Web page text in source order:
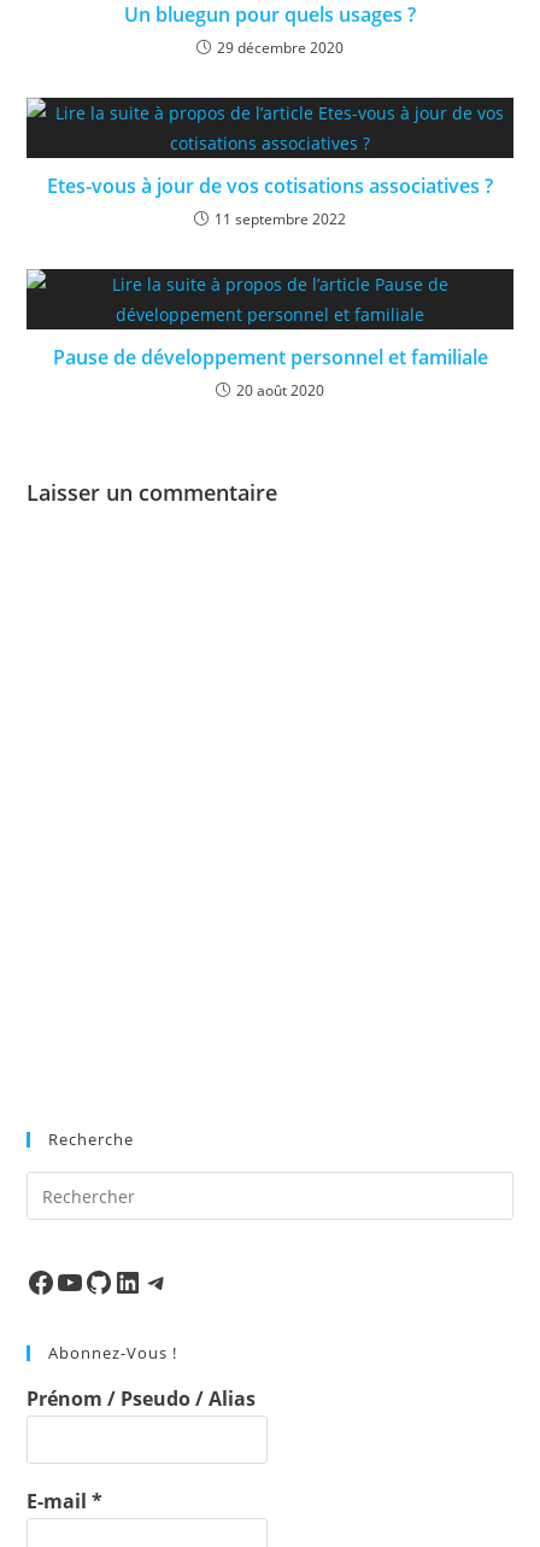
Un bluegun pour quels usages ?
29 décembre 2020
Etes-vous à jour de vos cotisations associatives ?
11 septembre 2022
Pause de développement personnel et familiale
20 août 2020
Laisser un commentaire
Recherche
Facebook
Ma chaineMon Repo GithubLinkedInTelegram
Abonnez-Vous !
Prénom / Pseudo / Alias
E-mail*